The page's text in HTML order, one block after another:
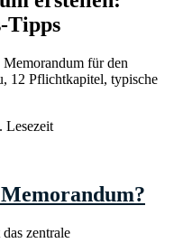
Tipps
für den
12 Pflichtkapitel, typische
Lesezeit
zentrale